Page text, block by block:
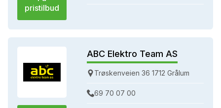
pristilbud
ABC Elektro Team AS
Trøskenveien 36 1712 Grålum
69 70 07 00